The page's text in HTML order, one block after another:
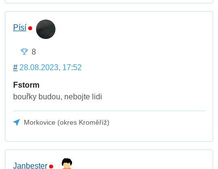
Písí
8
# 28.08.2023, 17:52
Fstorm
bouřky budou, nebojte lidi
Morkovice (okres Kroměříž)
Janbester